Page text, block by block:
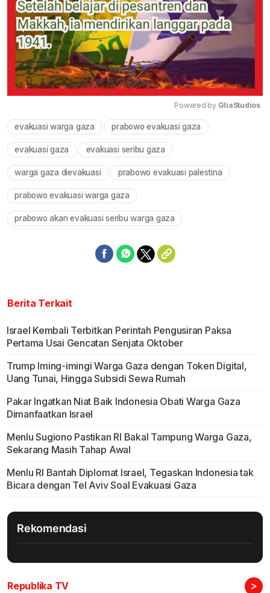
Powered by GliaStudios
evakuasi warga gaza prabowo evakuasi gaza
evakuasi gaza evakuasi seribu gaza
warga gaza dievakuasi prabowo evakuasi palestina
prabowo evakuasi warga gaza
prabowo akan evakuasi seribu warga gaza
Berita Terkait
Israel Kembali Terbitkan Perintah Pengusiran Paksa
Pertama Usai Gencatan Senjata Oktober
Trump Iming-imingi Warga Gaza dengan Token Digital,
Uang Tunai, Hingga Subsidi Sewa Rumah
Pakar Ingatkan Niat Baik Indonesia Obati Warga Gaza
Dimanfaatkan Israel
Menlu Sugiono Pastikan RI Bakal Tampung Warga Gaza,
Sekarang Masih Tahap Awal
Menlu RI Bantah Diplomat Israel, Tegaskan Indonesia tak
Bicara dengan Tel Aviv Soal Evakuasi Gaza
Rekomendasi
Republika TV >